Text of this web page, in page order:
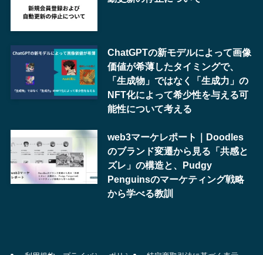
ChatGPTの新モデルによって画像
価値が希薄したタイミングで、
「生成物」ではなく「生成力」の
NFT化によって希少性を与える可
能性について考える
web3マーケレポート｜Doodles
のブランド変遷から見る「共感と
ズレ」の構造と、Pudgy
Penguinsのマーケティング戦略
から学べる教訓